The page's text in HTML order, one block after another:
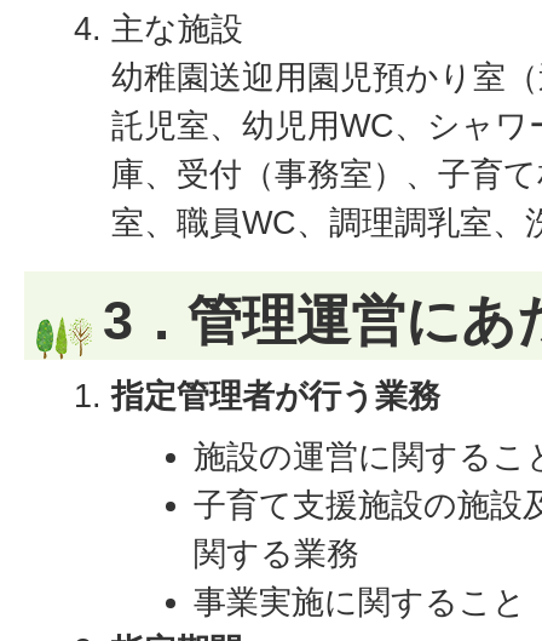
主な施設
幼稚園送迎用園児預かり室
託児室、幼児用WC、シャワ
庫、受付（事務室）、子育
室、職員WC、調理調乳室、
3．管理運営にあ
指定管理者が行う業務
施設の運営に関するこ
子育て支援施設の施設
関する業務
事業実施に関すること